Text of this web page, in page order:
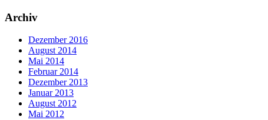
Archiv
Dezember 2016
August 2014
Mai 2014
Februar 2014
Dezember 2013
Januar 2013
August 2012
Mai 2012